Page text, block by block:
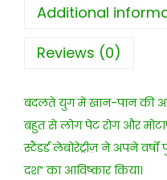
Additional
Reviews (0)
बदलते युग में खान-पान की
बहुत से लोग पेट रोग और
स्टैंडर्ड लेबोरेट्रीज़ ने अपने
दश” का आविष्कार किया।